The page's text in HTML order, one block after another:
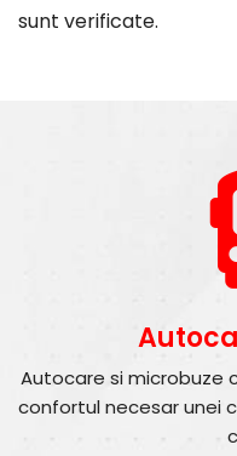
sunt verificate.
Autocare si microbuze
confortul necesar unei